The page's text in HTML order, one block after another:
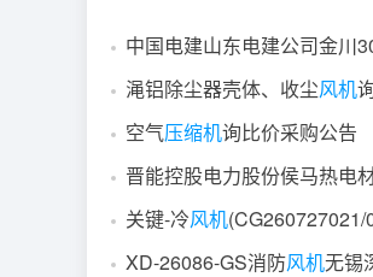
渑铝除尘器壳体、收尘风机
空气压缩机询比价采购公告
晋能控股电力股份侯马热电
关键-冷风机
XD-26086-GS消防风机无锡深